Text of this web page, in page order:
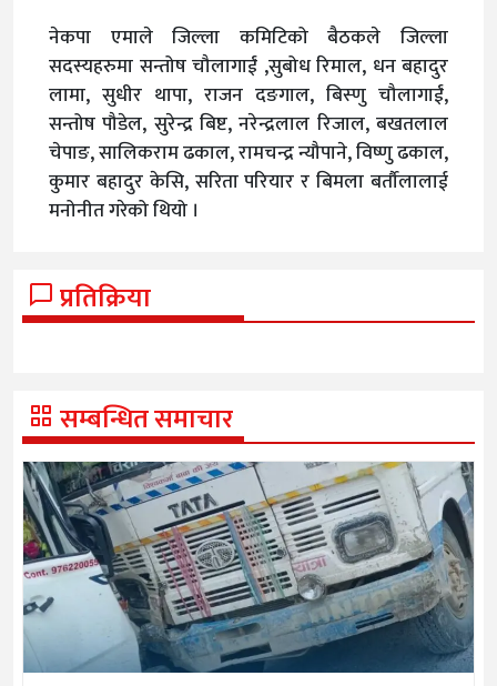
नेकपा एमाले जिल्ला कमिटिको बैठकले जिल्ला
सदस्यहरुमा सन्तोष चौलागाईं ,सुबोध रिमाल, धन बहादुर
लामा, सुधीर थापा, राजन दङगाल, बिस्णु चौलागाईं,
सन्तोष पौडेल, सुरेन्द्र बिष्ट, नरेन्द्रलाल रिजाल, बखतलाल
चेपाङ, सालिकराम ढकाल, रामचन्द्र न्यौपाने, विष्णु ढकाल,
कुमार बहादुर केसि, सरिता परियार र बिमला बर्तौलालाई
मनोनीत गरेको थियो ।
प्रतिक्रिया
सम्बन्धित समाचार